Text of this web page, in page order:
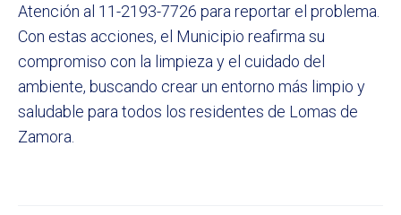
Atención al 11-2193-7726 para reportar el problema.
Con estas acciones, el Municipio reafirma su
compromiso con la limpieza y el cuidado del
ambiente, buscando crear un entorno más limpio y
saludable para todos los residentes de Lomas de
Zamora.